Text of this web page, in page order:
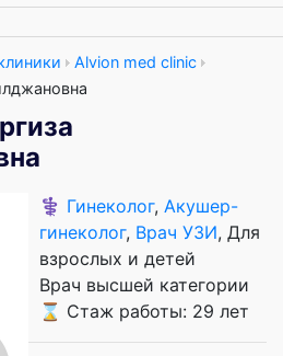
Alvion med clinic
⚕️ Гинеколог, Акушер-
гинеколог, Врач УЗИ, Для
взрослых и детей
Врач высшей категории
⌛ Стаж работы: 29 лет